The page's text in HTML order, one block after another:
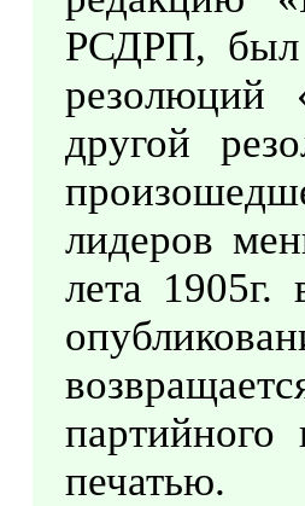
РСДРП, был
резолюций
другой
лидеров
лета
печатью.